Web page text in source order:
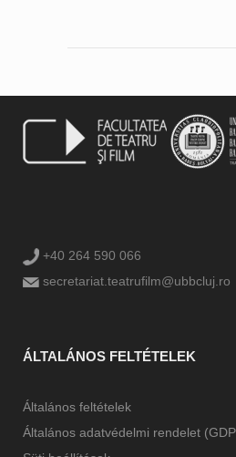
+40 264 590 066
secretariat.teatrufilm@ubbcluj.ro
ÁLTALÁNOS FELTÉTELEK
Általános feltételek
Általános adatvédelmi rendelet